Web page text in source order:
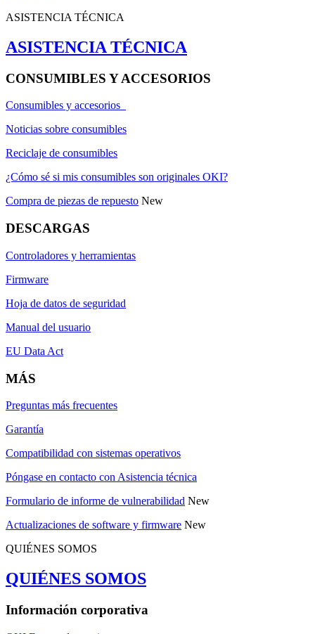
ASISTENCIA TÉCNICA
ASISTENCIA TÉCNICA
CONSUMIBLES Y ACCESORIOS
Consumibles y accesorios
Noticias sobre consumibles
Reciclaje de consumibles
¿Cómo sé si mis consumibles son originales OKI?
Compra de piezas de repuesto New
DESCARGAS
Controladores y herramientas
Firmware
Hoja de datos de seguridad
Manual del usuario
EU Data Act
MÁS
Preguntas más frecuentes
Garantía
Compatibilidad con sistemas operativos
Póngase en contacto con Asistencia técnica
Formulario de informe de vulnerabilidad New
Actualizaciones de software y firmware New
QUIÉNES SOMOS
QUIÉNES SOMOS
Información corporativa